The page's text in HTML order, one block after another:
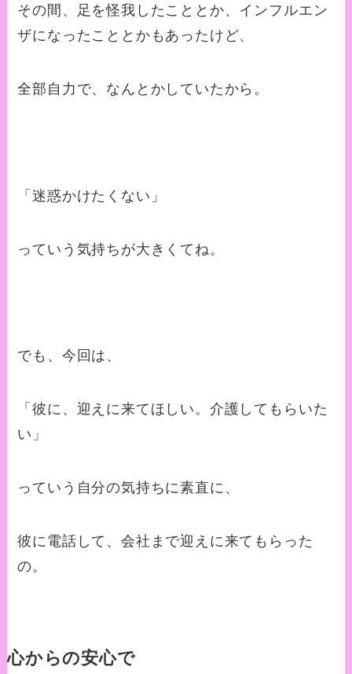
その間、足を怪我したこととか、インフルエン
ザになったこととかもあったけど、
全部自力で、なんとかしていたから。
「迷惑かけたくない」
っていう気持ちが大きくてね。
でも、今回は、
「彼に、迎えに来てほしい。介護してもらいた
い」
っていう自分の気持ちに素直に、
彼に電話して、会社まで迎えに来てもらった
の。
心からの安心で